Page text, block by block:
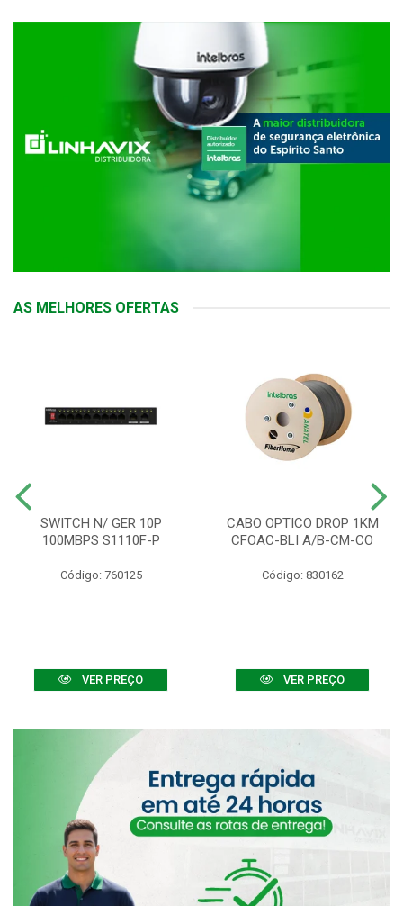
AS MELHORES OFERTAS
SWITCH N/ GER 10P
100MBPS S1110F-P
Código: 760125
VER PREÇO
CABO OPTICO DROP 1KM
CFOAC-BLI A/B-CM-CO
Código: 830162
VER PREÇO